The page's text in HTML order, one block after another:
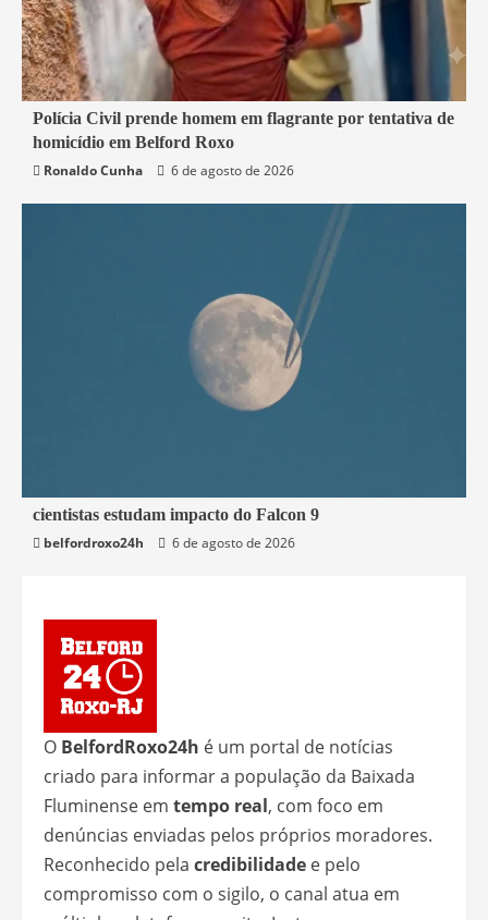
2 min read
Belford Roxo
Segurança
Polícia Civil prende homem em flagrante por tentativa de
homicídio em Belford Roxo
Ronaldo Cunha
6 de agosto de 2026
2 min read
Mundo
cientistas estudam impacto do Falcon 9
belfordroxo24h
6 de agosto de 2026
O BelfordRoxo24h é um portal de notícias
criado para informar a população da Baixada
Fluminense em tempo real, com foco em
denúncias enviadas pelos próprios moradores.
Reconhecido pela credibilidade e pelo
compromisso com o sigilo, o canal atua em